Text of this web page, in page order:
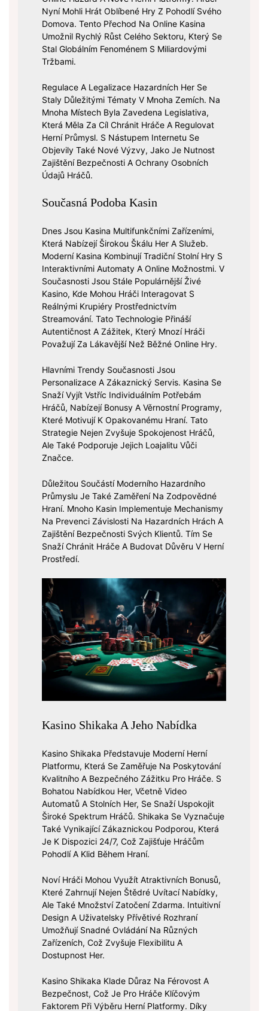
Nyní Mohli Hrát Oblíbené Hry Z Pohodlí Svého
Domova. Tento Přechod Na Online Kasina
Umožnil Rychlý Růst Celého Sektoru, Který Se
Stal Globálním Fenoménem S Miliardovými
Tržbami.
Regulace A Legalizace Hazardních Her Se
Staly Důležitými Tématy V Mnoha Zemích. Na
Mnoha Místech Byla Zavedena Legislativa,
Která Měla Za Cíl Chránit Hráče A Regulovat
Herní Průmysl. S Nástupem Internetu Se
Objevily Také Nové Výzvy, Jako Je Nutnost
Zajištění Bezpečnosti A Ochrany Osobních
Údajů Hráčů.
Současná Podoba Kasin
Dnes Jsou Kasina Multifunkčními Zařízeními,
Která Nabízejí Širokou Škálu Her A Služeb.
Moderní Kasina Kombinují Tradiční Stolní Hry S
Interaktivními Automaty A Online Možnostmi. V
Současnosti Jsou Stále Populárnější Živé
Kasino, Kde Mohou Hráči Interagovat S
Reálnými Krupiéry Prostřednictvím
Streamování. Tato Technologie Přináší
Autentičnost A Zážitek, Který Mnozí Hráči
Považují Za Lákavější Než Běžné Online Hry.
Hlavními Trendy Současnosti Jsou
Personalizace A Zákaznický Servis. Kasina Se
Snaží Vyjít Vstříc Individuálním Potřebám
Hráčů, Nabízejí Bonusy A Věrnostní Programy,
Které Motivují K Opakovanému Hraní. Tato
Strategie Nejen Zvyšuje Spokojenost Hráčů,
Ale Také Podporuje Jejich Loajalitu Vůči
Značce.
Důležitou Součástí Moderního Hazardního
Průmyslu Je Také Zaměření Na Zodpovědné
Hraní. Mnoho Kasin Implementuje Mechanismy
Na Prevenci Závislosti Na Hazardních Hrách A
Zajištění Bezpečnosti Svých Klientů. Tím Se
Snaží Chránit Hráče A Budovat Důvěru V Herní
Prostředí.
Kasino Shikaka A Jeho Nabídka
Kasino Shikaka Představuje Moderní Herní
Platformu, Která Se Zaměřuje Na Poskytování
Kvalitního A Bezpečného Zážitku Pro Hráče. S
Bohatou Nabídkou Her, Včetně Video
Automatů A Stolních Her, Se Snaží Uspokojit
Široké Spektrum Hráčů. Shikaka Se Vyznačuje
Také Vynikající Zákaznickou Podporou, Která
Je K Dispozici 24/7, Což Zajišťuje Hráčům
Pohodlí A Klid Během Hraní.
Noví Hráči Mohou Využít Atraktivních Bonusů,
Které Zahrnují Nejen Štědré Uvítací Nabídky,
Ale Také Množství Zatočení Zdarma. Intuitivní
Design A Uživatelsky Přívětivé Rozhraní
Umožňují Snadné Ovládání Na Různých
Zařízeních, Což Zvyšuje Flexibilitu A
Dostupnost Her.
Kasino Shikaka Klade Důraz Na Férovost A
Bezpečnost, Což Je Pro Hráče Klíčovým
Faktorem Při Výběru Herní Platformy. Díky